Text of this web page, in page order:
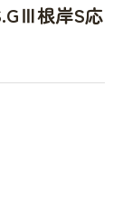
根岸S応